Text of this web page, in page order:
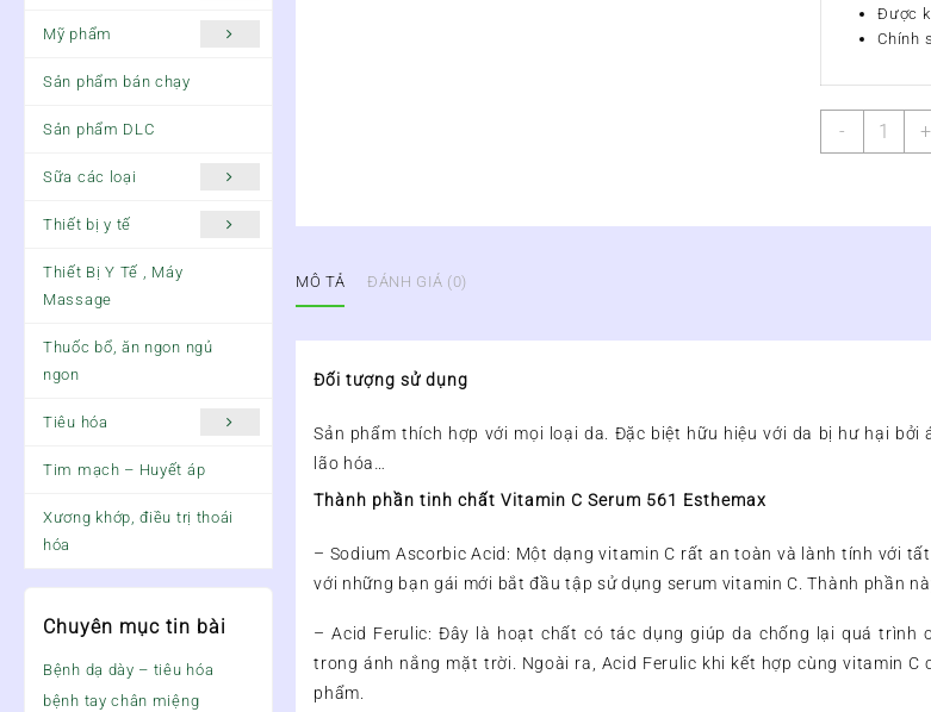
Mỹ phẩm
Sản phẩm bán chạy
Sản phẩm DLC
Sữa các loại
Thiết bị y tế
Thiết Bị Y Tế , Máy
Massage
Thuốc bổ, ăn ngon ngủ
ngon
Tiêu hóa
Tim mạch – Huyết áp
Xương khớp, điều trị thoái
hóa
Chuyên mục tin bài
Bệnh dạ dày – tiêu hóa
bệnh tay chân miệng
Được
Chính
-
TINH
lượng
+
MÔ TẢ ĐÁNH GIÁ (0)
Đối tượng sử dụng
Sản phẩm thích hợp với mọi loại da. Đặc biệt hữu hiệu với da bị hư hại bởi
lão hóa…
Thành phần tinh chất Vitamin C Serum 561 Esthemax
– Sodium Ascorbic Acid: Một dạng vitamin C rất an toàn và lành tính với
với những bạn gái mới bắt đầu tập sử dụng serum vitamin C. Thành phần
– Acid Ferulic: Đây là hoạt chất có tác dụng giúp da chống lại quá trình
trong ánh nắng mặt trời. Ngoài ra, Acid Ferulic khi kết hợp cùng vitamin
phẩm.